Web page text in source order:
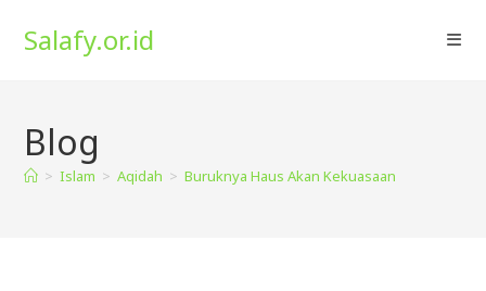
Salafy.or.id
Blog
> Islam > Aqidah > Buruknya Haus Akan Kekuasaan